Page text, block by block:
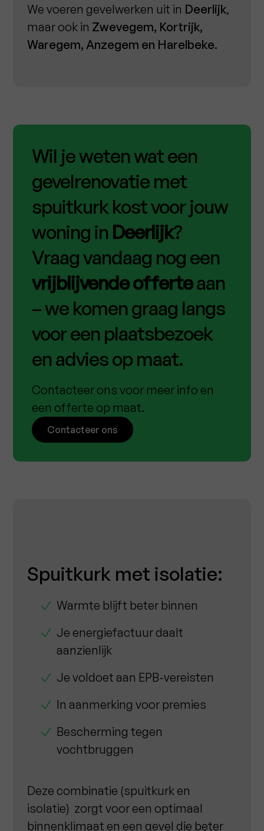
We voeren gevelwerken uit in Deerlijk,
maar ook in Zwevegem, Kortrijk,
Waregem, Anzegem en Harelbeke.
Wil je weten wat een
gevelrenovatie met
spuitkurk kost voor jouw
woning in Deerlijk?
Vraag vandaag nog een
vrijblijvende offerteaan
– we komen graag langs
voor een plaatsbezoek
en advies op maat.
Contacteer ons voor meer info en
een offerte op maat.
Contacteer ons
Spuitkurk met isolatie:
Warmte blijft beter binnen
Je energiefactuur daalt
aanzienlijk
Je voldoet aan EPB-vereisten
In aanmerking voor premies
Bescherming tegen
vochtbruggen
Deze combinatie (spuitkurk en
isolatie) zorgt voor een optimaal
binnenklimaat en een gevel die beter